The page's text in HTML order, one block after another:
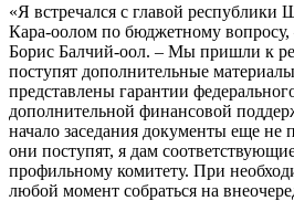
«Я встречался с главой
Кара-оолом по бюджетному вопросу,
Борис Балчий-оол. – Мы пришли к
поступят дополнительные
представлены гарантии
дополнительной финансовой
начало заседания документы еще не
они поступят, я дам
профильному комитету. При
любой момент собраться на